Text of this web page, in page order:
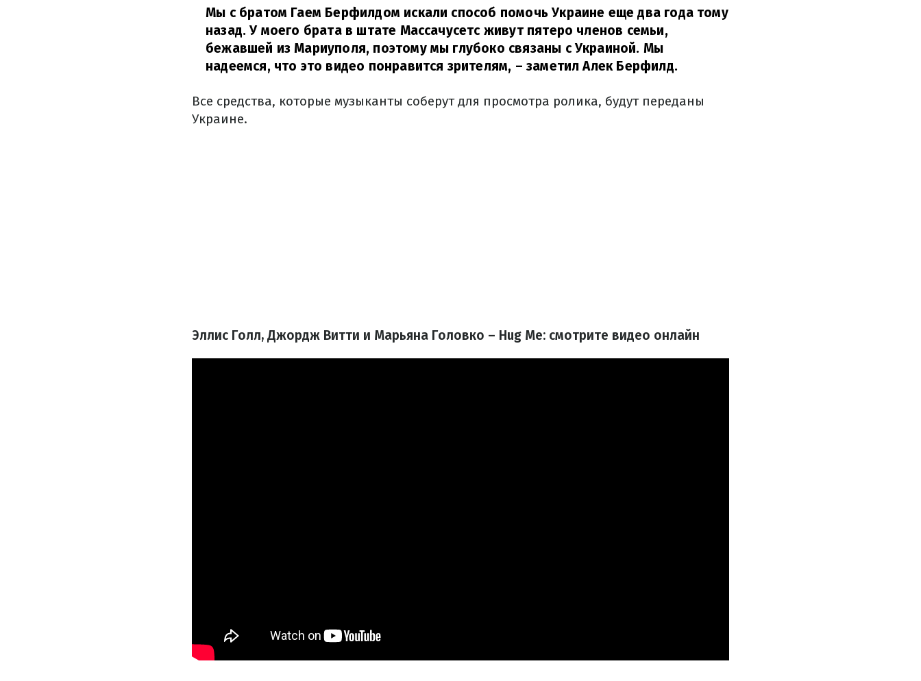
Мы с братом Гаем Берфилдом искали способ помочь Украине еще два года тому
назад. У моего брата в штате Массачусетс живут пятеро членов семьи,
бежавшей из Мариуполя, поэтому мы глубоко связаны с Украиной. Мы
надеемся, что это видео понравится зрителям, – заметил Алек Берфилд.
Все средства, которые музыканты соберут для просмотра ролика, будут переданы
Украине.
Эллис Голл, Джордж Витти и Марьяна Головко – Hug Me: смотрите видео онлайн